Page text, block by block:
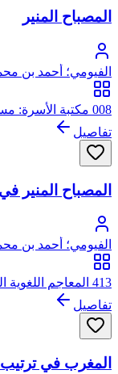
المصباح المنير
الفيومي؛ أحمد بن
008 مكتبة الأسرة: مستوى 2
تفاصيل
المصباح المنير
الفيومي؛ أحمد بن
413 المعاجم اللغوية العربية
تفاصيل
المغرب في